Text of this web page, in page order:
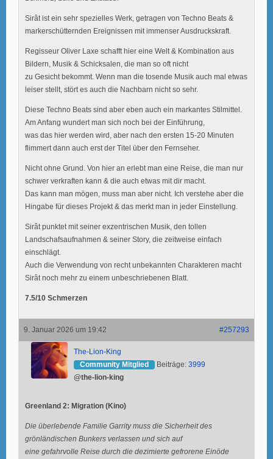
Sirât ist ein sehr spezielles Werk, getragen von Techno Beats &
markerschütternden Ereignissen mit immenser Ausdruckskraft.
Regisseur Oliver Laxe schafft hier eine Welt & Kombination aus
Bildern, Musik & Schicksalen, die man so oft nicht
zu Gesicht bekommt. Wenn man die tosende Musik auch mal etwas
leiser stellt, stört es auch die Nachbarn nicht so sehr.
Diese Techno Beats sind aber eben auch ein markantes Stilmittel.
Am Anfang wundert man sich noch bei der Einführung,
was das hier werden wird, aber nach den ersten 15-20 Minuten
flimmert dann auch erst der Titel über den Fernseher.
Nicht ohne Grund. Von hier an erlebt man eine Reise, die man nur
schwer verkraften kann & die auch etwas mit dir macht.
Das kann man mögen, muss man aber nicht. Ich verstehe aber die
Hingabe für dieses Projekt & das merkt man in jeder Einstellung.
Sirât punktet mit seiner exzentrischen Musik, den tollen
Landschafsaufnahmen & seiner Story, die zeitweise einfach
einschlägt.
Auch die Verwendung von recht unbekannten Charakteren macht
Sirât noch mehr zu einem unbeschriebenen Blatt.
7.5/10 Schmerzen
9. Januar 2026 um 19:42 #257293
The-Lion-King
Community Mitglied
Beiträge: 3999
@the-lion-king
Greenland 2: Migration (Kino)
Die überlebende Familie Garrity muss die Sicherheit des
grönländischen Bunkers verlassen und sich auf
eine gefahrvolle Reise durch die dezimierte gefrorene Einöde